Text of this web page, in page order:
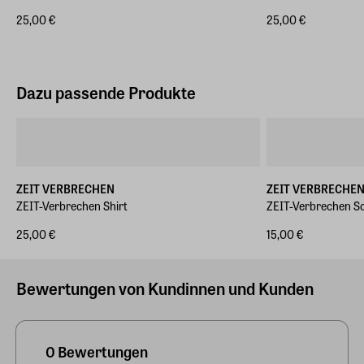
25,00 €
25,00 €
Dazu passende Produkte
ZEIT VERBRECHEN
ZEIT-Verbrechen Shirt
25,00 €
ZEIT VERBRECHEN
ZEIT-Verbrechen
15,00 €
Bewertungen von Kundinnen und Kunden
0 Bewertungen